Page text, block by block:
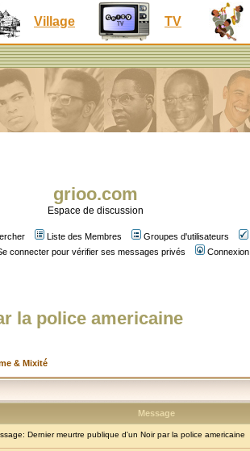
Village TV
grioo.com
Espace de discussion
Liste des Membres Groupes d'utilisateurs
connecter pour vérifier ses messages privés Connexion
la police americaine
& Mixité
Message
Dernier meurtre publique d'un Noir par la police americaine